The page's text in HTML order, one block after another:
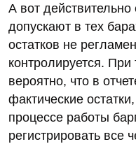
А вот
допускают в тех
остатков не
контролируется.
вероятно, что в
фактические
процессе работы
регистрировать все